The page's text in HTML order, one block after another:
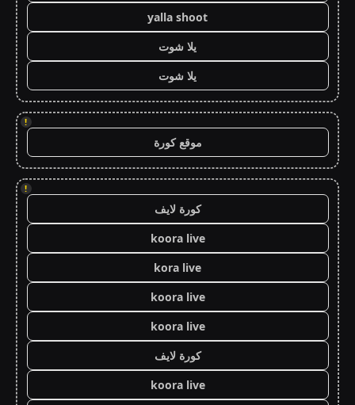
yalla shoot
يلا شوت
يلا شوت
!
موقع كورة
!
كورة لايف
koora live
kora live
koora live
koora live
كورة لايف
koora live